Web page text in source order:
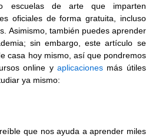
escuelas de arte que imparten
oficiales de forma gratuita, incluso
Asimismo, también puedes aprender
sin embargo, este artículo se
casa hoy mismo, así que pondremos
online y aplicacionesmás útiles
ya mismo:
que nos ayuda a aprender miles